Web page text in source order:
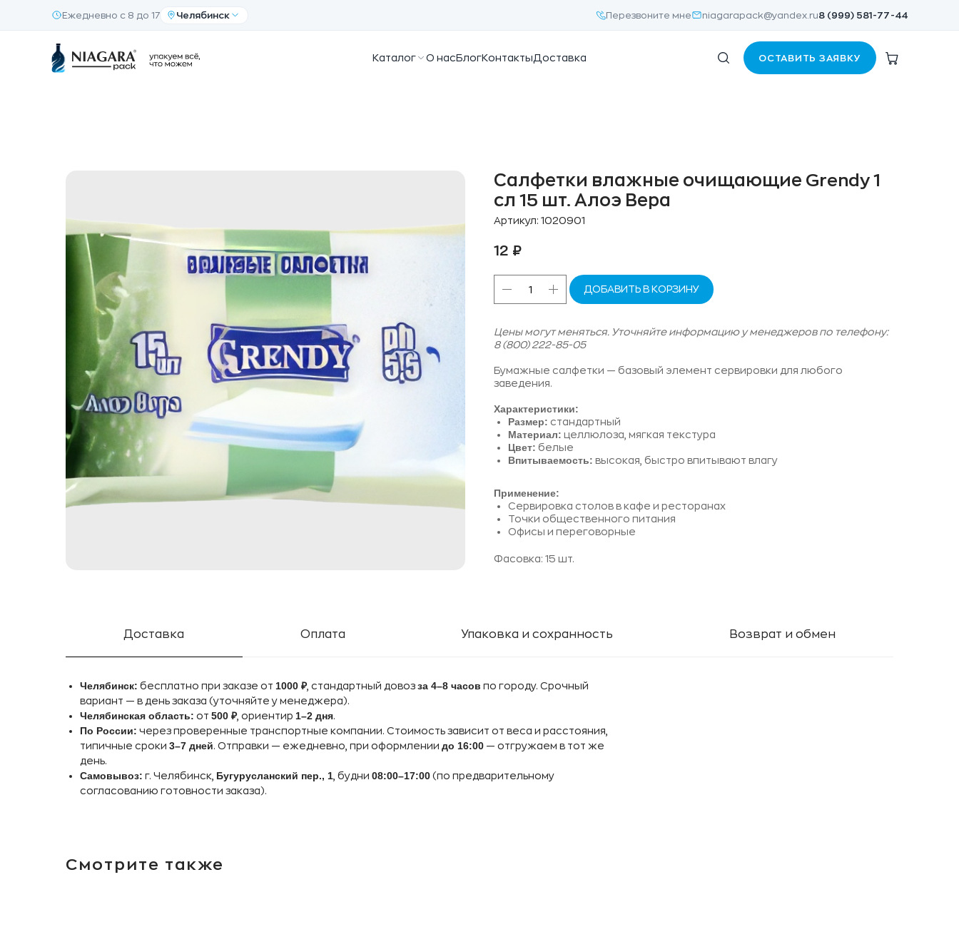
Ежедневно с 8 до 17 Челябинск Перезвоните мне niagarapack@yandex.ru8 (999) 581-77-44
Каталог О нас БлогКонтактыДоставка ОСТАВИТЬ ЗАЯВКУ
Салфетки влажные очищающие Grendy 1
сл 15 шт. Алоэ Вера
Артикул: 1020901
12 ₽
ДОБАВИТЬ В КОРЗИНУ
Цены могут меняться. Уточняйте информацию у менеджеров по телефону:
8 (800) 222-85-05
Бумажные салфетки — базовый элемент сервировки для любого
заведения.
Характеристики:
Размер: стандартный
Материал: целлюлоза, мягкая текстура
Цвет: белые
Впитываемость: высокая, быстро впитывают влагу
Применение:
Сервировка столов в кафе и ресторанах
Точки общественного питания
Офисы и переговорные
Фасовка: 15 шт.
Доставка Оплата Упаковка и сохранность Возврат и обмен
Челябинск: бесплатно при заказе от 1000 ₽, стандартный довоз за 4–8 часов по городу. Срочный
вариант — в день заказа (уточняйте у менеджера).
Челябинская область: от 500 ₽, ориентир 1–2 дня.
По России: через проверенные транспортные компании. Стоимость зависит от веса и расстояния,
типичные сроки 3–7 дней. Отправки — ежедневно, при оформлении до 16:00 — отгружаем в тот же
день.
Самовывоз: г. Челябинск, Бугурусланский пер., 1 , будни 08:00–17:00 (по предварительному
согласованию готовности заказа).
Смотрите также